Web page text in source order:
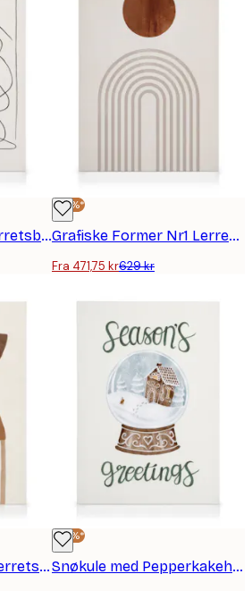
One Line Art No 2 Lerretsbilde
-25%*
Grafiske Former Nr1 Lerretsbilde
Fra 471,75 kr629 kr
Brown Arches No1 Lerretsbilde
-25%*
Snøkule med Pepperkakehus Lerretsbilde